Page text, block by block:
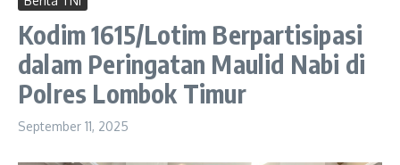
Kodim 1615/Lotim Berpartisipasi
dalam Peringatan Maulid Nabi di
Polres Lombok Timur
September 11, 2025